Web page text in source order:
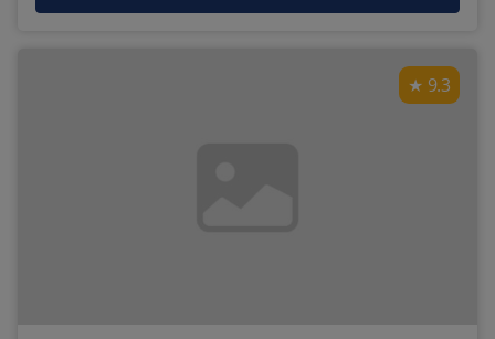
9.3